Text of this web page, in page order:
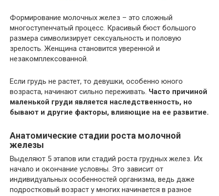
Формирование молочных желез – это сложный
многоступенчатый процесс. Красивый бюст большого
размера символизирует сексуальность и половую
зрелость. Женщина становится уверенной и
незакомплексованной.
Если грудь не растет, то девушки, особенно юного
возраста, начинают сильно переживать. Часто причиной
маленькой груди является наследственность, но
бывают и другие факторы, влияющие на ее развитие.
Анатомические стадии роста молочной
железы
Выделяют 5 этапов или стадий роста грудных желез. Их
начало и окончание условны. Это зависит от
индивидуальных особенностей организма, ведь даже
подростковый возраст у многих начинается в разное